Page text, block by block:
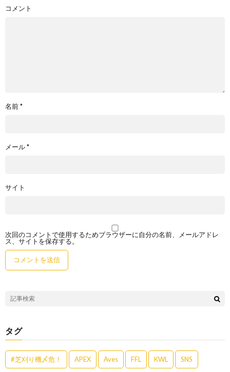
コメント
名前*
メール*
サイト
次回のコメントで使用するためブラウザーに自分の名前、メールアドレ
ス、サイトを保存する。
タグ
#芝刈り機〆危！ APEX Aves FFL KWL SNS